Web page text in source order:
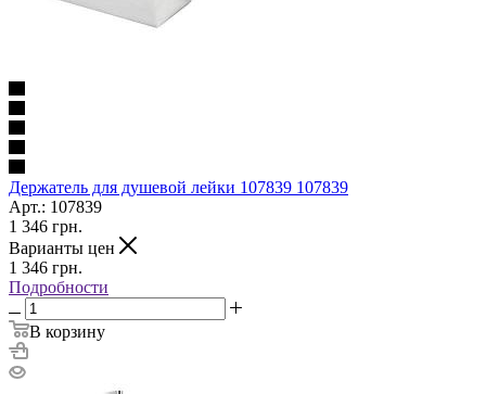
Держатель для душевой лейки 107839 107839
Арт.: 107839
1 346 грн.
Варианты цен
1 346 грн.
Подробности
В корзину